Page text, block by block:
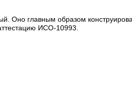
Оно главным образом
ИСО-10993.